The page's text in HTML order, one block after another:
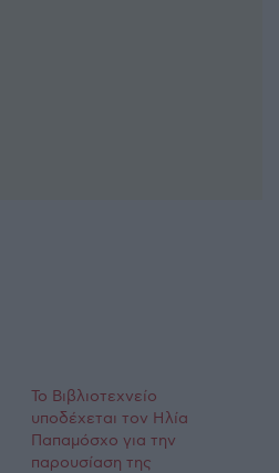
Το Βιβλιοτεχνείο
υποδέχεται τον Ηλία
Παπαμόσχο για την
παρουσίαση της